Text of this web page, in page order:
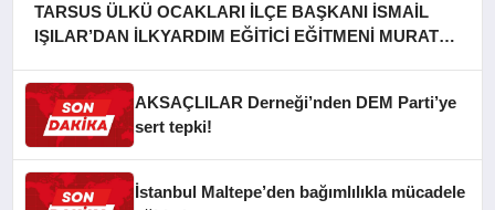
TARSUS ÜLKÜ OCAKLARI İLÇE BAŞKANI İSMAİL
IŞILAR’DAN İLKYARDIM EĞİTİCİ EĞİTMENİ MURAT
AKSAÇLILAR Derneği’nden DEM Parti’ye
sert tepki!
İstanbul Maltepe’den bağımlılıkla mücadele